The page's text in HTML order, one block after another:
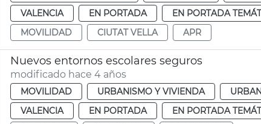
VALENCIA
EN PORTADA EN PORTADA
MOVILIDAD
CIUTAT VELLA APR
Nuevos entornos escolares seguros
modificado hace 4 años
MOVILIDAD URBANISMO Y VIVIENDA
VALENCIA
EN PORTADA EN PORTADA